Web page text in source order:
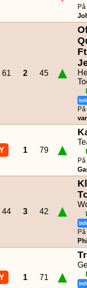
61 2 45 ▲
1 79 ▲
44 3 42 ▲
1 71 ▲